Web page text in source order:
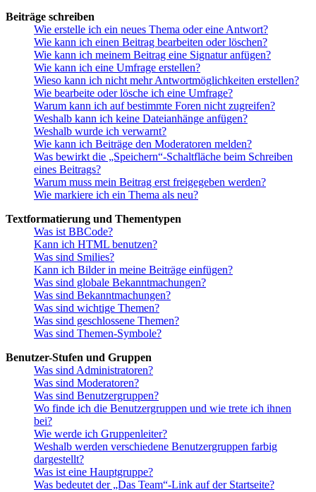
Beiträge schreiben
Wie erstelle ich ein neues Thema oder eine Antwort?
Wie kann ich einen Beitrag bearbeiten oder löschen?
Wie kann ich meinem Beitrag eine Signatur anfügen?
Wie kann ich eine Umfrage erstellen?
Wieso kann ich nicht mehr Antwortmöglichkeiten erstellen?
Wie bearbeite oder lösche ich eine Umfrage?
Warum kann ich auf bestimmte Foren nicht zugreifen?
Weshalb kann ich keine Dateianhänge anfügen?
Weshalb wurde ich verwarnt?
Wie kann ich Beiträge den Moderatoren melden?
Was bewirkt die „Speichern“-Schaltfläche beim Schreiben
eines Beitrags?
Warum muss mein Beitrag erst freigegeben werden?
Wie markiere ich ein Thema als neu?
Textformatierung und Thementypen
Was ist BBCode?
Kann ich HTML benutzen?
Was sind Smilies?
Kann ich Bilder in meine Beiträge einfügen?
Was sind globale Bekanntmachungen?
Was sind Bekanntmachungen?
Was sind wichtige Themen?
Was sind geschlossene Themen?
Was sind Themen-Symbole?
Benutzer-Stufen und Gruppen
Was sind Administratoren?
Was sind Moderatoren?
Was sind Benutzergruppen?
Wo finde ich die Benutzergruppen und wie trete ich ihnen
bei?
Wie werde ich Gruppenleiter?
Weshalb werden verschiedene Benutzergruppen farbig
dargestellt?
Was ist eine Hauptgruppe?
Was bedeutet der „Das Team“-Link auf der Startseite?